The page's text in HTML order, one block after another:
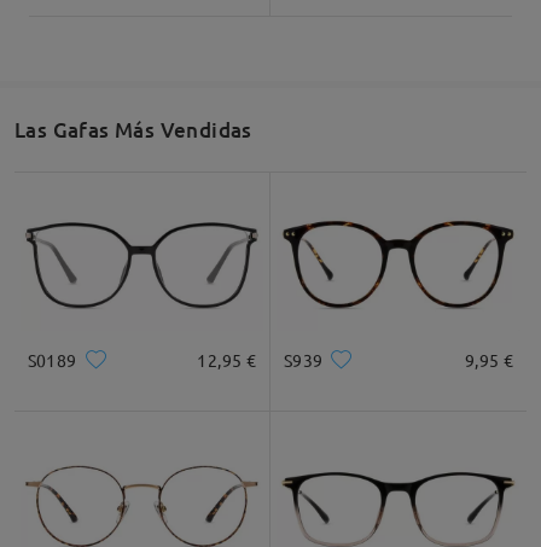
Leer todos los
Las Gafas Más Vendidas
S0189 12,95 € S939 9,95 €